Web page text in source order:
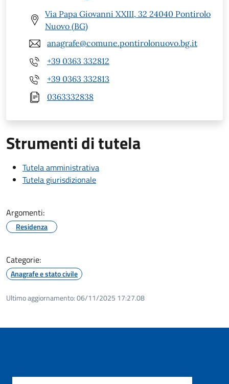
Via Papa Giovanni XXIII, 32 24040 Pontirolo
Nuovo (BG)
anagrafe@comune.pontirolonuovo.bg.it
+39 0363 332812
+39 0363 332813
0363332838
Strumenti di tutela
Tutela amministrativa
Tutela giurisdizionale
Argomenti:
Residenza
Categorie:
Anagrafe e stato civile
Ultimo aggiornamento:06/11/2025 17:27.08